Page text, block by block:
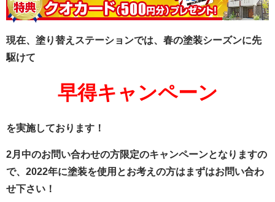
現在、塗り替えステーションでは、春の塗装シーズンに先
駆けて
早得キャンペーン
を実施しております！
2月中のお問い合わせの方限定のキャンペーンとなりますの
で、2022年に塗装を使用とお考えの方はまずはお問い合わ
せ下さい！